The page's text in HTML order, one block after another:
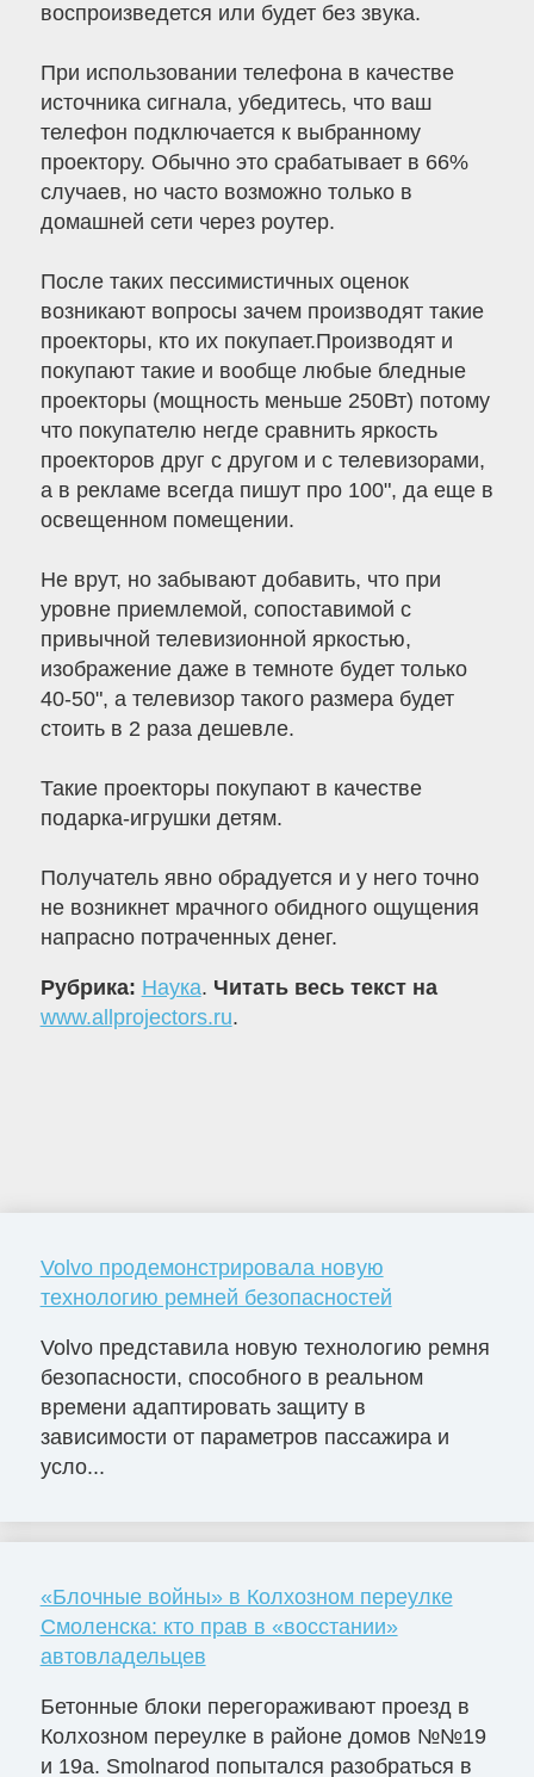
воспроизведется или будет без звука.
При использовании телефона в качестве
источника сигнала, убедитесь, что ваш
телефон подключается к выбранному
проектору. Обычно это срабатывает в 66%
случаев, но часто возможно только в
домашней сети через роутер.
После таких пессимистичных оценок
возникают вопросы зачем производят такие
проекторы, кто их покупает.Производят и
покупают такие и вообще любые бледные
проекторы (мощность меньше 250Вт) потому
что покупателю негде сравнить яркость
проекторов друг с другом и с телевизорами,
а в рекламе всегда пишут про 100", да еще в
освещенном помещении.
Не врут, но забывают добавить, что при
уровне приемлемой, сопоставимой с
привычной телевизионной яркостью,
изображение даже в темноте будет только
40-50", а телевизор такого размера будет
стоить в 2 раза дешевле.
Такие проекторы покупают в качестве
подарка-игрушки детям.
Получатель явно обрадуется и у него точно
не возникнет мрачного обидного ощущения
напрасно потраченных денег.
Рубрика: Наука. Читать весь текст на
www.allprojectors.ru.
Volvo продемонстрировала новую
технологию ремней безопасностей
Volvo представила новую технологию ремня
безопасности, способного в реальном
времени адаптировать защиту в
зависимости от параметров пассажира и
усло...
«Блочные войны» в Колхозном переулке
Смоленска: кто прав в «восстании»
автовладельцев
Бетонные блоки перегораживают проезд в
Колхозном переулке в районе домов №№19
и 19а. Smolnarod попытался разобраться в